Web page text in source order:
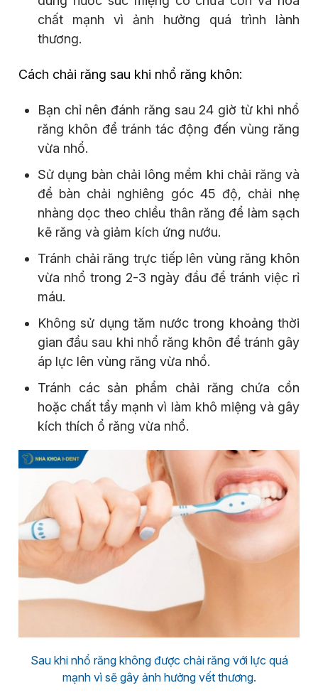
chất mạnh vì ảnh hưởng quá trình lành
thương.
Cách chải răng sau khi nhổ răng khôn:
Bạn chỉ nên đánh răng sau 24 giờ từ khi nhổ
răng khôn để tránh tác động đến vùng răng
vừa nhổ.
Sử dụng bàn chải lông mềm khi chải răng và
để bàn chải nghiêng góc 45 độ, chải nhẹ
nhàng dọc theo chiều thân răng để làm sạch
kẽ răng và giảm kích ứng nướu.
Tránh chải răng trực tiếp lên vùng răng khôn
vừa nhổ trong 2-3 ngày đầu để tránh việc rỉ
máu.
Không sử dụng tăm nước trong khoảng thời
gian đầu sau khi nhổ răng khôn để tránh gây
áp lực lên vùng răng vừa nhổ.
Tránh các sản phẩm chải răng chứa cồn
hoặc chất tẩy mạnh vì làm khô miệng và gây
kích thích ổ răng vừa nhổ.
Sau khi nhổ răng không được chải răng với lực quá
mạnh vì sẽ gây ảnh hưởng vết thương.